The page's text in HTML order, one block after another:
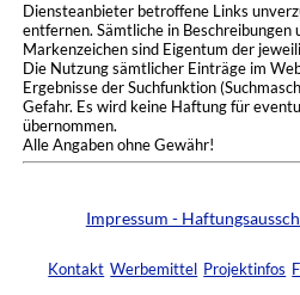
Diensteanbieter betroffene Links
entfernen. Sämtliche in Beschreibungen
Markenzeichen sind Eigentum der
Die Nutzung sämtlicher Einträge im
Ergebnisse der Suchfunktion
Gefahr. Es wird keine Haftung für
übernommen.
Alle Angaben ohne Gewähr!
Impressum -
Kontakt Werbemittel Projektinfos